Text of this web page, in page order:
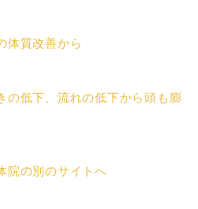
体質改善から
の低下、流れの低下から頭も膨
院の別のサイトへ